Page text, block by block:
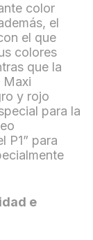
color
el
el que
colores
que la
Maxi
y rojo
para la
P1” para
e